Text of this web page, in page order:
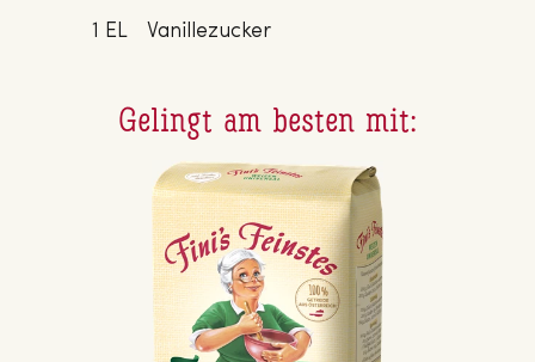
1 EL
Vanillezucker
Gelingt am besten mit: